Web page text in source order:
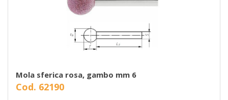
Mola sferica rosa, gambo mm 6
Cod. 62190